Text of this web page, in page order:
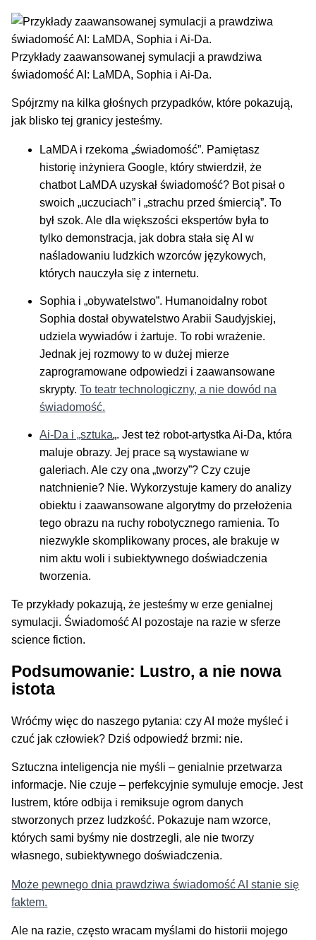
Przykłady zaawansowanej symulacji a prawdziwa
świadomość AI: LaMDA, Sophia i Ai-Da.
Spójrzmy na kilka głośnych przypadków, które pokazują,
jak blisko tej granicy jesteśmy.
LaMDA i rzekoma „świadomość”. Pamiętasz
historię inżyniera Google, który stwierdził, że
chatbot LaMDA uzyskał świadomość? Bot pisał o
swoich „uczuciach” i „strachu przed śmiercią”. To
był szok. Ale dla większości ekspertów była to
tylko demonstracja, jak dobra stała się AI w
naśladowaniu ludzkich wzorców językowych,
których nauczyła się z internetu.
Sophia i „obywatelstwo”. Humanoidalny robot
Sophia dostał obywatelstwo Arabii Saudyjskiej,
udziela wywiadów i żartuje. To robi wrażenie.
Jednak jej rozmowy to w dużej mierze
zaprogramowane odpowiedzi i zaawansowane
skrypty.To teatr technologiczny, a nie dowód na
świadomość.
Ai-Da i „sztuka„. Jest też robot-artystka Ai-Da, która
maluje obrazy. Jej prace są wystawiane w
galeriach. Ale czy ona „tworzy”? Czy czuje
natchnienie? Nie. Wykorzystuje kamery do analizy
obiektu i zaawansowane algorytmy do przełożenia
tego obrazu na ruchy robotycznego ramienia. To
niezwykle skomplikowany proces, ale brakuje w
nim aktu woli i subiektywnego doświadczenia
tworzenia.
Te przykłady pokazują, że jesteśmy w erze genialnej
symulacji. Świadomość AI pozostaje na razie w sferze
science fiction.
Podsumowanie: Lustro, a nie nowa
istota
Wróćmy więc do naszego pytania: czy AI może myśleć i
czuć jak człowiek? Dziś odpowiedź brzmi: nie.
Sztuczna inteligencja nie myśli – genialnie przetwarza
informacje. Nie czuje – perfekcyjnie symuluje emocje. Jest
lustrem, które odbija i remiksuje ogrom danych
stworzonych przez ludzkość. Pokazuje nam wzorce,
których sami byśmy nie dostrzegli, ale nie tworzy
własnego, subiektywnego doświadczenia.
Może pewnego dnia prawdziwa świadomość AI stanie się
faktem.
Ale na razie, często wracam myślami do historii mojego